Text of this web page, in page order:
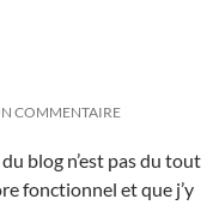
COMMENTAIRE
blog n’est pas du tout
fonctionnel et que j’y